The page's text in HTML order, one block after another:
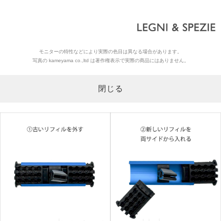
モニターの特性などにより実際の色目は異なる場合があります。
写真の kameyama co.,ltd は著作権表示で実際の商品にはありません。
閉じる